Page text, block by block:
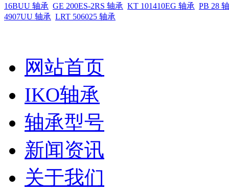
16BUU 轴承 GE 200ES-2RS 轴承 KT 101410EG 轴承 PB 28
4907UU 轴承 LRT 506025 轴承
网站首页
IKO轴承
轴承型号
新闻资讯
关于我们